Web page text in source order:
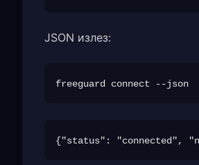
JSON излез: